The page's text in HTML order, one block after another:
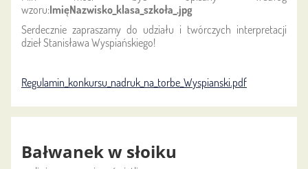
wzoru:ImięNazwisko_klasa_szkoła_.jpg
Serdecznie zapraszamy do udziału i twórczych interpretacji
dzieł Stanisława Wyspiańskiego!
Regulamin_konkursu_nadruk_na_torbe_Wyspianski.pdf
Bałwanek w słoiku